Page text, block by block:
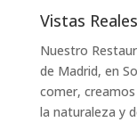
Vistas
Nuestro
de Madrid, en
comer,
la naturaleza y